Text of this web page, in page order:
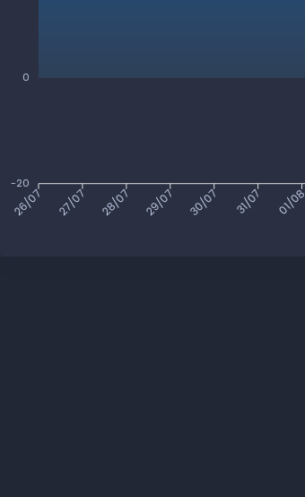
0
-20
26/07 27/07 28/07 29/07 30/07 31/07 01/08